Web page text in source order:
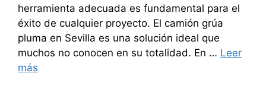
herramienta adecuada es fundamental para el
éxito de cualquier proyecto. El camión grúa
pluma en Sevilla es una solución ideal que
muchos no conocen en su totalidad. En … Leer
más